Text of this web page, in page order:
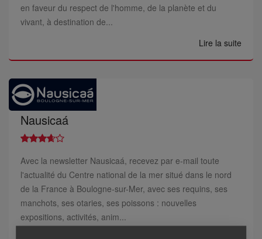
en faveur du respect de l'homme, de la planète et du
vivant, à destination de...
Lire la suite
Nausicaá
Avec la newsletter Nausicaá, recevez par e-mail toute
l'actualité du Centre national de la mer situé dans le nord
de la France à Boulogne-sur-Mer, avec ses requins, ses
manchots, ses otaries, ses poissons : nouvelles
expositions, activités, anim...